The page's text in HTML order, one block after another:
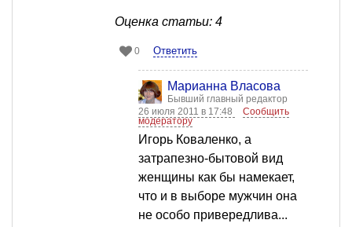
Оценка статьи: 4
0 Ответить
Марианна Власова
Бывший главный редактор
26 июля 2011 в 17:48
Сообщить
модератору
Игорь Коваленко, а
затрапезно-бытовой вид
женщины как бы намекает,
что и в выборе мужчин она
не особо привередлива...